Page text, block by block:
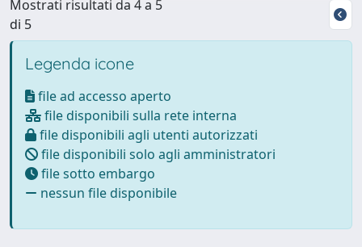
Mostrati risultati da 4 a 5
di 5
Legenda icone
file ad accesso aperto
file disponibili sulla rete interna
file disponibili agli utenti autorizzati
file disponibili solo agli amministratori
file sotto embargo
nessun file disponibile